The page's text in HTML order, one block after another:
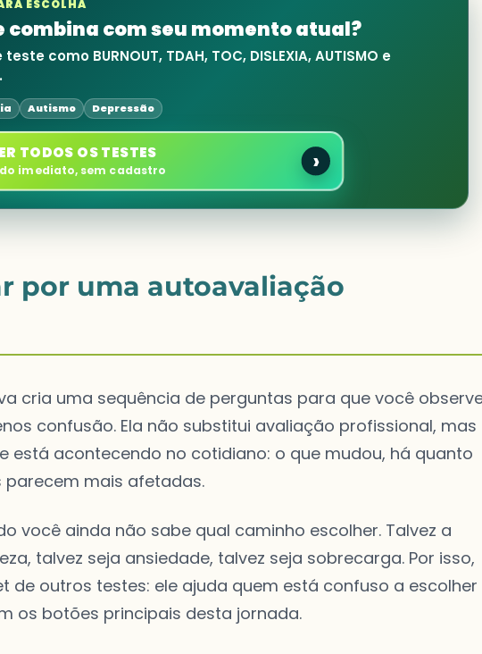
ESCOLHA
combina com seu momento atual?
como BURNOUT, TDAH, TOC, DISLEXIA, AUTISMO e
Autismo Depressão
TODOS OS TESTES
imediato, sem cadastro ›
por uma autoavaliação
cria uma sequência de perguntas para que você
confusão. Ela não substitui avaliação profissional, mas
está acontecendo no cotidiano: o que mudou, há quanto
mais afetadas.
você ainda não sabe qual caminho escolher. Talvez a
talvez seja ansiedade, talvez seja sobrecarga. Por isso,
de outros testes: ele ajuda quem está confuso a escolher
os botões principais desta jornada.